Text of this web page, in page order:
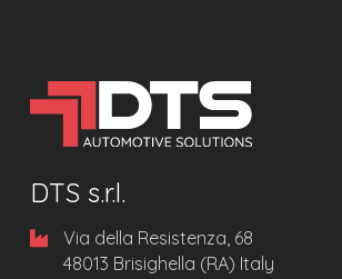
DTS s.r.l.
Via della Resistenza, 68
48013 Brisighella (RA) Italy